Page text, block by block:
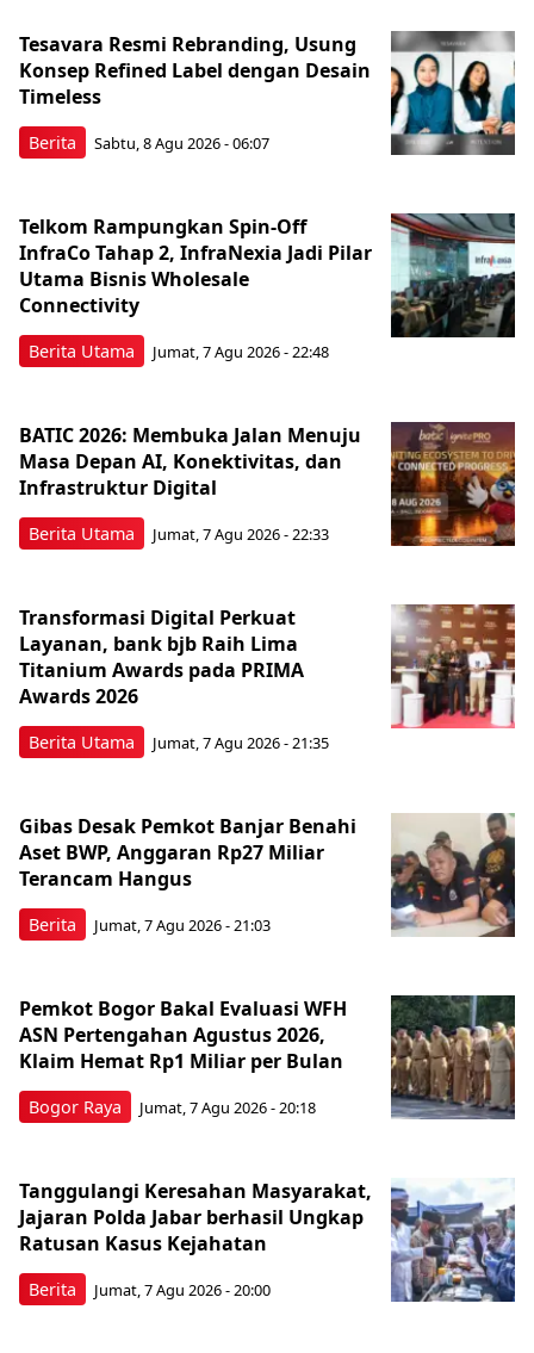
Berita
Tesavara Resmi Rebranding, Usung
Konsep Refined Label dengan Desain
Timeless
Sabtu, 8 Agu 2026 - 06:07
Berita Utama
Telkom Rampungkan Spin-Off
InfraCo Tahap 2, InfraNexia Jadi Pilar
Utama Bisnis Wholesale
Connectivity
Jumat, 7 Agu 2026 - 22:48
Berita Utama
BATIC 2026: Membuka Jalan Menuju
Masa Depan AI, Konektivitas, dan
Infrastruktur Digital
Jumat, 7 Agu 2026 - 22:33
Berita Utama
Transformasi Digital Perkuat
Layanan, bank bjb Raih Lima
Titanium Awards pada PRIMA
Awards 2026
Jumat, 7 Agu 2026 - 21:35
Berita
Gibas Desak Pemkot Banjar Benahi
Aset BWP, Anggaran Rp27 Miliar
Terancam Hangus
Jumat, 7 Agu 2026 - 21:03
Bogor Raya
Pemkot Bogor Bakal Evaluasi WFH
ASN Pertengahan Agustus 2026,
Klaim Hemat Rp1 Miliar per Bulan
Jumat, 7 Agu 2026 - 20:18
Berita
Tanggulangi Keresahan Masyarakat,
Jajaran Polda Jabar berhasil Ungkap
Ratusan Kasus Kejahatan
Jumat, 7 Agu 2026 - 20:00